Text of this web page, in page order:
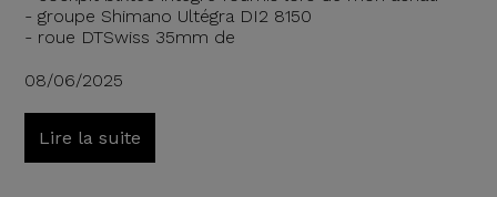
- groupe Shimano Ultégra DI2 8150
- roue DTSwiss 35mm de
08/06/2025
Lire la suite